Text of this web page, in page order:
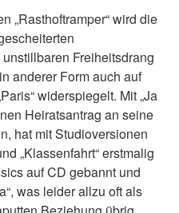
„Rasthoftramper“ wird die
Freiheitsdrang
anderer Form auch auf
widerspiegelt. Mit „Ja
Heiratsantrag an seine
hat mit Studioversionen
„Klassenfahrt“ erstmalig
auf CD gebannt und
was leider allzu oft als